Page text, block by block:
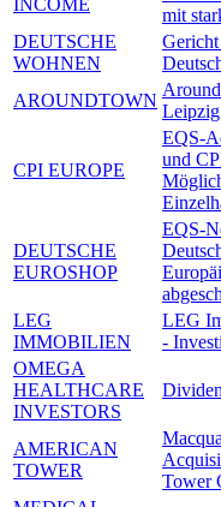
mit
DEUTSCHE
WOHNEN
AROUNDTOWN
CPI EUROPE
EQS-
und
DEUTSCHE
EUROSHOP
EQS-
LEG
IMMOBILIEN
LEG
-
OMEGA
HEALTHCARE
INVESTORS
AMERICAN
TOWER
Tower